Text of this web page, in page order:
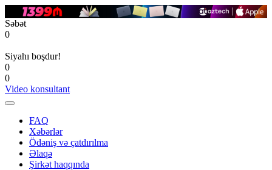
Səbət
0
Siyahı boşdur!
0
0
Video konsultant
FAQ
Xəbərlər
Ödəniş və çatdırılma
Əlaqə
Şirkət haqqında